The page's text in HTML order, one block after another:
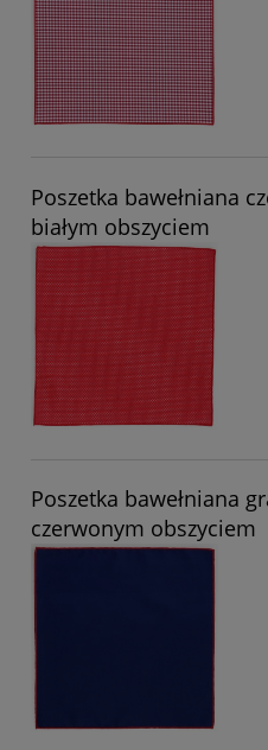
Poszetka bawełniana
białym obszyciem
Poszetka bawełniana
czerwonym obszyciem